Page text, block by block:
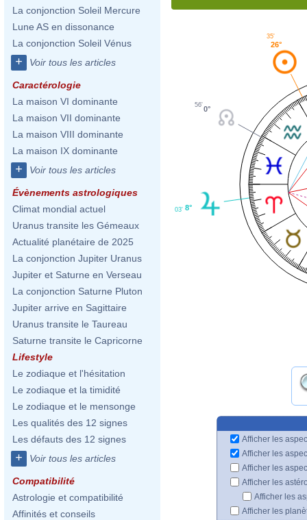
La conjonction Soleil Mercure
Lune AS en dissonance
La conjonction Soleil Vénus
+ Voir tous les articles
Caractérologie
La maison VI dominante
La maison VII dominante
La maison VIII dominante
La maison IX dominante
+ Voir tous les articles
Évènements astrologiques
Climat mondial actuel
Uranus transite les Gémeaux
Actualité planétaire de 2025
La conjonction Jupiter Uranus
Jupiter et Saturne en Verseau
La conjonction Saturne Pluton
Jupiter arrive en Sagittaire
Uranus transite le Taureau
Saturne transite le Capricorne
Lifestyle
Le zodiaque et l'hésitation
Le zodiaque et la timidité
Le zodiaque et le mensonge
Les qualités des 12 signes
Les défauts des 12 signes
+ Voir tous les articles
Compatibilité
Astrologie et compatibilité
Affinités et conseils
26°
35'
0°
56'
8°
03'
Afficher les
Afficher les
Afficher les
Afficher les
Afficher les
Afficher les